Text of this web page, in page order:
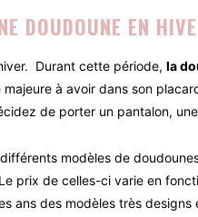
DOUDOUNE EN
Durant cette période, la
majeure à avoir dans son
de porter un pantalon,
modèles de
prix de celles-ci varie en
ans des modèles très